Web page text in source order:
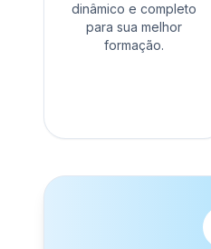
dinâmico e completo
para sua melhor
formação.